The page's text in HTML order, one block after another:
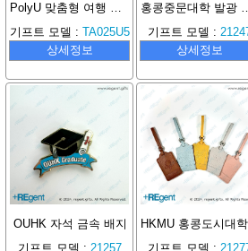
PolyU 맞춤형 여행 기프트 박스 세트
기프트 모델 :
TA025U5
상세정보
홍콩중문대학
기프트 모델 :
상세정보
OUHK 자석 금속 배지